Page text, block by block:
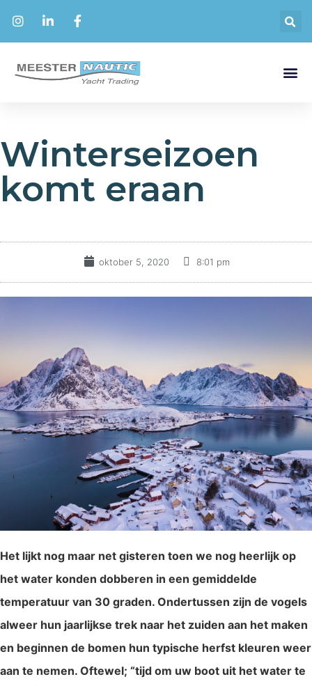
Winterseizoen
komt eraan
oktober 5, 2020 8:01 pm
Het lijkt nog maar net gisteren toen we nog heerlijk op
het water konden dobberen in een gemiddelde
temperatuur van 30 graden. Ondertussen zijn de vogels
alweer hun jaarlijkse trek naar het zuiden aan het maken
en beginnen de bomen hun typische herfst kleuren weer
aan te nemen. Oftewel; “tijd om uw boot uit het water te